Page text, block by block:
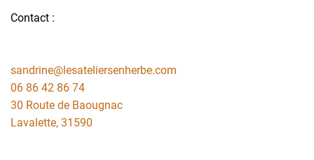
Contact :
sandrine@lesateliersenherbe.com
06 86 42 86 74
30 Route de Baougnac
Lavalette, 31590